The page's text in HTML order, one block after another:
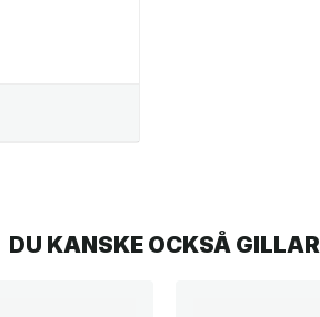
DU KANSKE OCKSÅ GILLAR